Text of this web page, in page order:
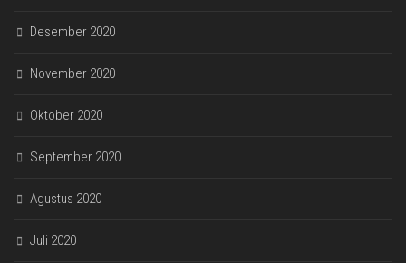
Desember 2020
November 2020
Oktober 2020
September 2020
Agustus 2020
Juli 2020